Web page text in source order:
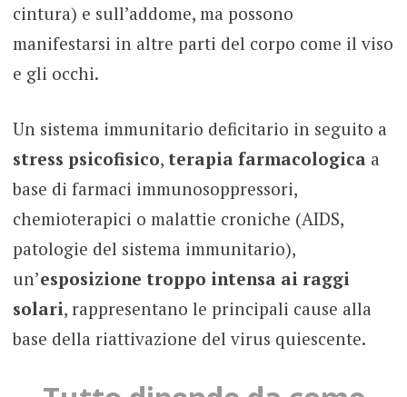
cintura) e sull’addome, ma possono
manifestarsi in altre parti del corpo come il viso
e gli occhi.
Un sistema immunitario deficitario in seguito a
stress psicofisico, terapia farmacologica a
base di farmaci immunosoppressori,
chemioterapici o malattie croniche (AIDS,
patologie del sistema immunitario),
un’esposizione troppo intensa ai raggi
solari, rappresentano le principali cause alla
base della riattivazione del virus quiescente.